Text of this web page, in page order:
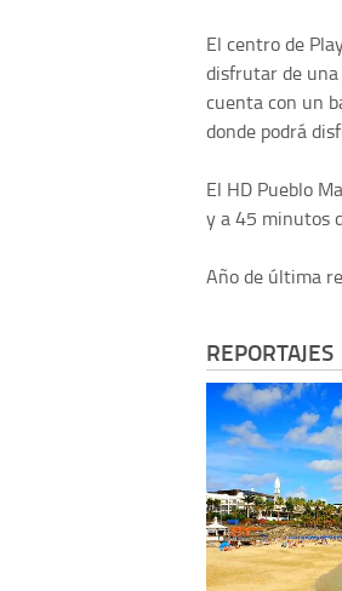
El centro de
disfrutar de
cuenta con un
donde podrá
El HD Pueblo
y a 45 minutos
Año de última
REPORTAJES